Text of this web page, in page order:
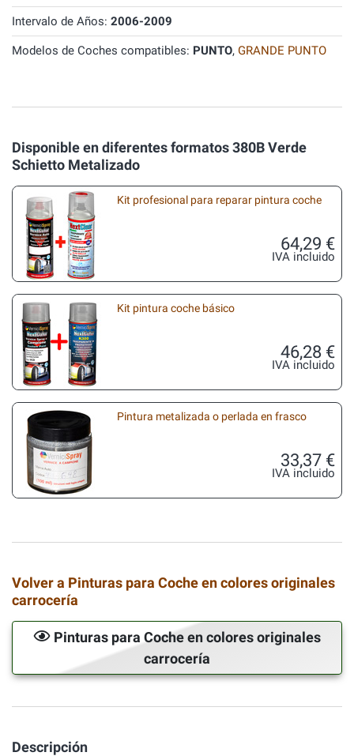
Intervalo de Años: 2006-2009
Modelos de Coches compatibles: PUNTO, GRANDE PUNTO
Disponible en diferentes formatos 380B Verde
Schietto Metalizado
Kit profesional para reparar pintura coche
64,29 €
IVA incluido
Kit pintura coche básico
46,28 €
IVA incluido
Pintura metalizada o perlada en frasco
33,37 €
IVA incluido
Volver a Pinturas para Coche en colores originales
carrocería
Pinturas para Coche en colores originales
carrocería
Descripción